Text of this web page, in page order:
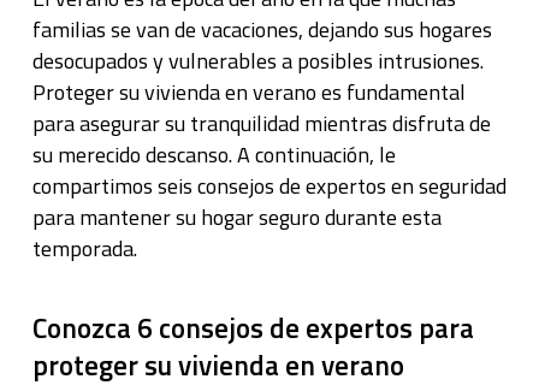
familias se van de vacaciones, dejando sus hogares
desocupados y vulnerables a posibles intrusiones.
Proteger su vivienda en verano es fundamental
para asegurar su tranquilidad mientras disfruta de
su merecido descanso. A continuación, le
compartimos seis consejos de expertos en seguridad
para mantener su hogar seguro durante esta
temporada.
Conozca 6 consejos de expertos para
proteger su vivienda en verano